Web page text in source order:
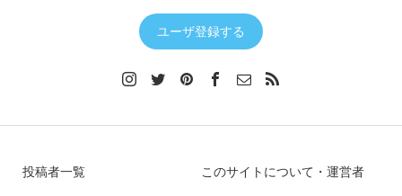
ユーザ登録する
投稿者一覧 このサイトについて・運営者